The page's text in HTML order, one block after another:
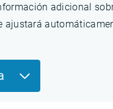
adicional